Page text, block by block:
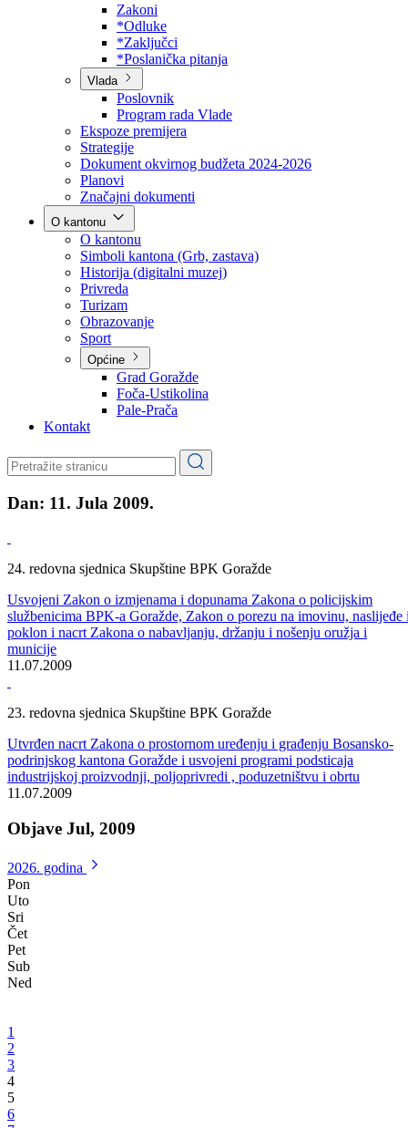
Poslovnik
Program rada Skupštine
Budžet 2026
Zakoni
*Odluke
*Zaključci
*Poslanička pitanja
Vlada
Poslovnik
Program rada Vlade
Ekspoze premijera
Strategije
Dokument okvirnog budžeta 2024-2026
Planovi
Značajni dokumenti
O kantonu
O kantonu
Simboli kantona (Grb, zastava)
Historija (digitalni muzej)
Privreda
Turizam
Obrazovanje
Općine
Pale-Prača
Kontakt